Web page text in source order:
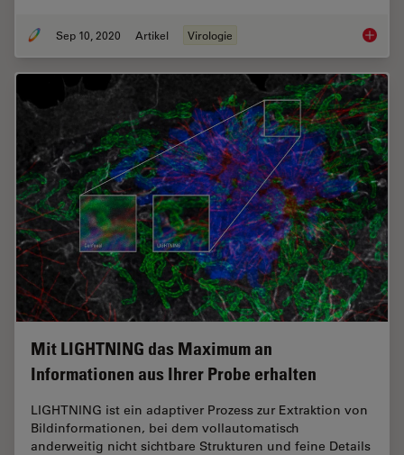
Sep 10, 2020 Artikel Virologie How
Mit LIGHTNING das Maximum an
Informationen aus Ihrer Probe erhalten
LIGHTNING ist ein adaptiver Prozess zur Extraktion von
Bildinformationen, bei dem vollautomatisch
anderweitig nicht sichtbare Strukturen und feine Details